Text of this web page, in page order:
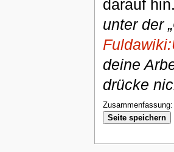
darauf hin.
unter der
deine
drücke
Zusammenfassung: